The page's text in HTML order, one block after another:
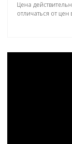
Цена
отличаться от